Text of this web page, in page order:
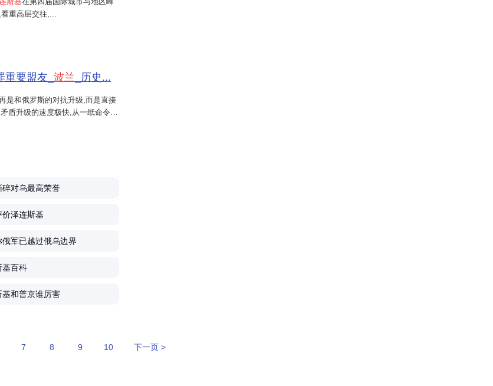
重高层交往,...
要盟友_ 波兰 _历史...
是和俄罗斯的对抗升级,而是直接
盾升级的速度极快,从一纸命令到
,来自泽连斯基签署的一份行政命
碎对乌最高荣誉
价泽连斯基
俄军已越过俄乌边界
基百科
基和普京谁厉害
7 8 9 10 下一页 >